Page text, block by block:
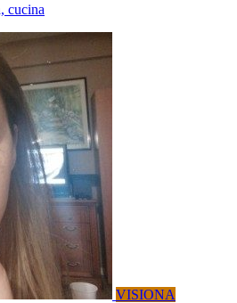
cucina
VISIONA